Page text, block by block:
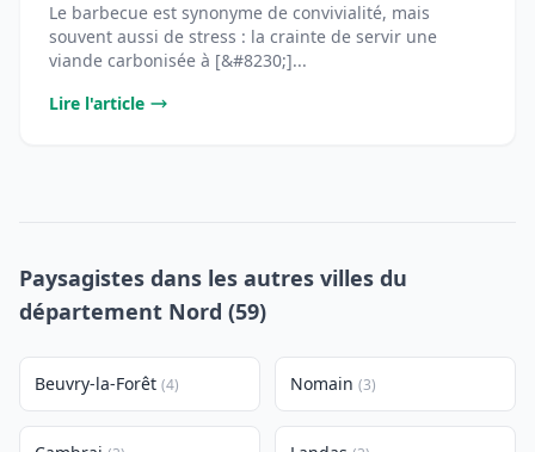
Le barbecue est synonyme de convivialité, mais
souvent aussi de stress : la crainte de servir une
viande carbonisée à [&#8230;]...
Lire l'article
Paysagistes dans les autres villes du
département Nord (59)
Beuvry-la-Forêt (4) Nomain (3)